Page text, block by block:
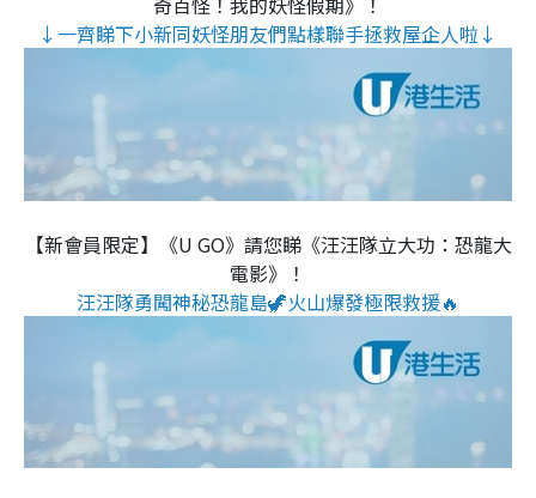
↓一齊睇下小新同妖怪朋友們點樣聯手拯救屋企人啦↓
【新會員限定】《U GO》請您睇《汪汪隊立大功：恐龍大
電影》！
汪汪隊勇闖神秘恐龍島🦖火山爆發極限救援🔥